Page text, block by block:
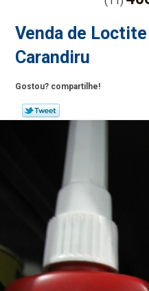
Venda de
Carandiru
Gostou? compartilhe!